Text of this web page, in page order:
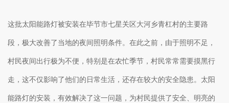
这批太阳能路灯被安装在毕节市七星关区大河乡青杠村的主要路
段，极大改善了当地的夜间照明条件。在此之前，由于照明不足，
村民夜间出行极为不便，特别是在农忙季节，村民常常需要摸黑行
走，这不仅影响了他们的日常生活，还存在较大的安全隐患。太阳
能路灯的安装，有效解决了这一问题，为村民提供了安全、明亮的